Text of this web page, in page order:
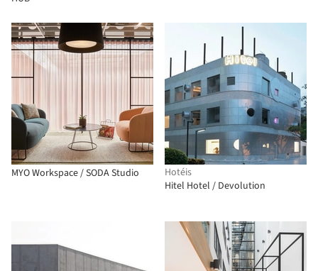
MYO Workspace / SODA Studio
Hotéis
Hitel Hotel / Devolution